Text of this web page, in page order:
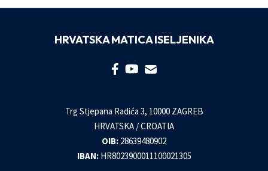
HRVATSKA MATICA ISELJENIKA
Trg Stjepana Radića 3, 10000 ZAGREB
HRVATSKA / CROATIA
OIB: 28639480902
IBAN: HR8023900011100021305